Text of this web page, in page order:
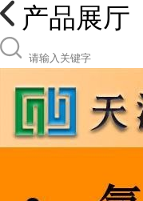
产品展厅